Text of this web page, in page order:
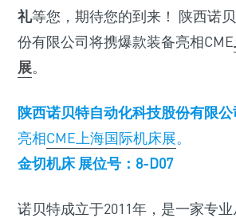
礼等您，期待您的到来！ 陕西诺
份有限公司将携爆款装备亮相CME
展。
陕西诺贝特自动化科技股份有限公
亮相CME上海国际机床展。
金切机床 展位号：8-D07
诺贝特成立于2011年，是一家专